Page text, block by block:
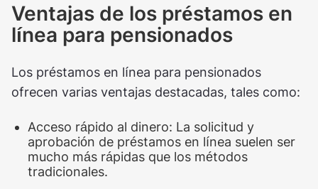
Ventajas de los préstamos en
línea para pensionados
Los préstamos en línea para pensionados
ofrecen varias ventajas destacadas, tales como:
Acceso rápido al dinero: La solicitud y
aprobación de préstamos en línea suelen ser
mucho más rápidas que los métodos
tradicionales.